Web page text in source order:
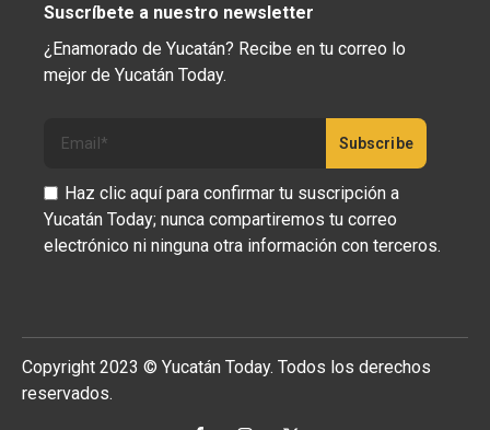
Suscríbete a nuestro newsletter
¿Enamorado de Yucatán? Recibe en tu correo lo
mejor de Yucatán Today.
Haz clic aquí para confirmar tu suscripción a
Yucatán Today; nunca compartiremos tu correo
electrónico ni ninguna otra información con terceros.
Copyright 2023 © Yucatán Today. Todos los derechos
reservados.